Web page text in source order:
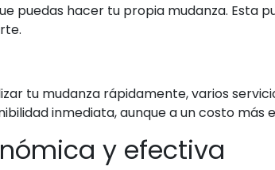
puedas hacer tu propia mudanza. Esta
tu mudanza rápidamente, varios
inmediata, aunque a un costo más
y efectiva